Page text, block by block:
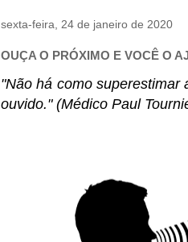
sexta-feira, 24 de janeiro de 2020
OUÇA O PRÓXIMO E VOCÊ O
"Não há como superestimar
ouvido." (Médico Paul